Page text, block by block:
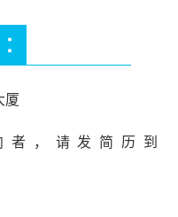
厦
，请发简历到